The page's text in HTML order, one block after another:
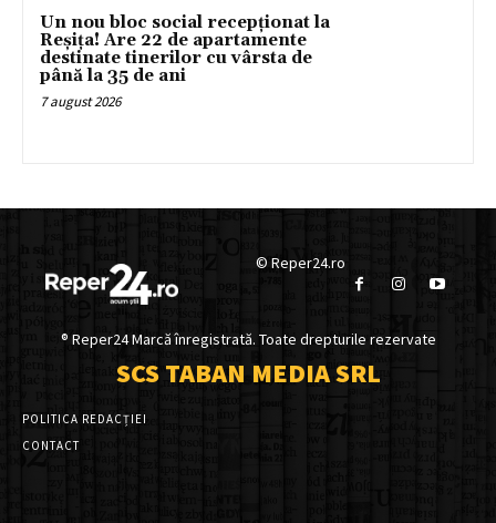
Un nou bloc social recepționat la
Reșița! Are 22 de apartamente
destinate tinerilor cu vârsta de
până la 35 de ani
7 august 2026
© Reper24.ro
® Reper24 Marcă înregistrată. Toate drepturile rezervate
SCS TABAN MEDIA SRL
POLITICA REDACȚIEI
CONTACT